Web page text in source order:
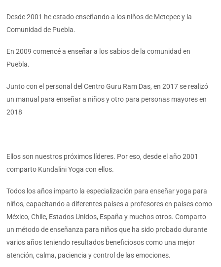
Desde 2001 he estado enseñando a los niños de Metepec y la
Comunidad de Puebla.
En 2009 comencé a enseñar a los sabios de la comunidad en
Puebla.
Junto con el personal del Centro Guru Ram Das, en 2017 se realizó
un manual para enseñar a niños y otro para personas mayores en
2018
Ellos son nuestros próximos líderes. Por eso, desde el año 2001
comparto Kundalini Yoga con ellos.
Todos los años imparto la especialización para enseñar yoga para
niños, capacitando a diferentes países a profesores en países como
México, Chile, Estados Unidos, España y muchos otros. Comparto
un método de enseñanza para niños que ha sido probado durante
varios años teniendo resultados beneficiosos como una mejor
atención, calma, paciencia y control de las emociones.